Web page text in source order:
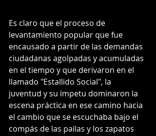
Es claro que el proceso de
levantamiento popular que fue
encausado a partir de las demandas
ciudadanas agolpadas y acumuladas
en el tiempo y que derivaron en el
llamado "Estallido Social", la
juventud y su ímpetu dominaron la
escena práctica en ese camino hacia
el cambio que se escuchaba bajo el
compás de las pailas y los zapatos